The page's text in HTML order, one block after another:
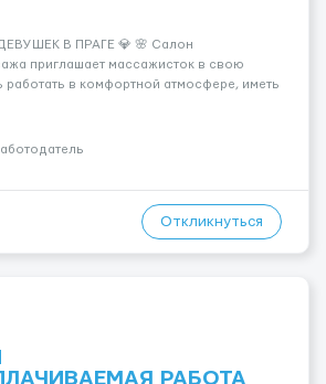
В ПРАГЕ 💎 🌸 Салон
приглашает массажисток в свою
работать в комфортной атмосфере, иметь
тебя! 💆‍♀️✨ 💰 ЧТО МЫ ПРЕДЛАГАЕМ: 🔥
Откликнуться
РАБОТА